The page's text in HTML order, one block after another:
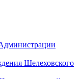
Шелеховского